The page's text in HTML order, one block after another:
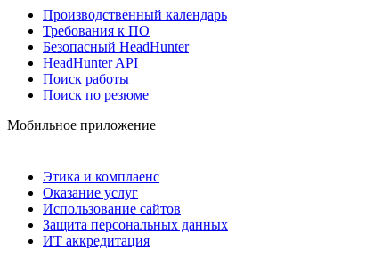
Производственный календарь
Требования к ПО
Безопасный HeadHunter
HeadHunter API
Поиск работы
Поиск по резюме
Мобильное приложение
Этика и комплаенс
Оказание услуг
Использование сайтов
Защита персональных данных
ИТ аккредитация